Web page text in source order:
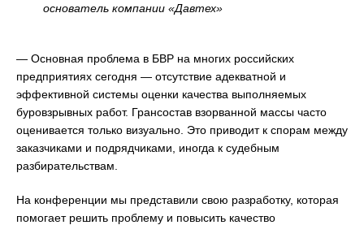
основатель компании «Давтех»
— Основная проблема в БВР на многих российских
предприятиях сегодня — отсутствие адекватной и
эффективной системы оценки качества выполняемых
буровзрывных работ. Грансостав взорванной массы часто
оценивается только визуально. Это приводит к спорам между
заказчиками и подрядчиками, иногда к судебным
разбирательствам.
На конференции мы представили свою разработку, которая
помогает решить проблему и повысить качество